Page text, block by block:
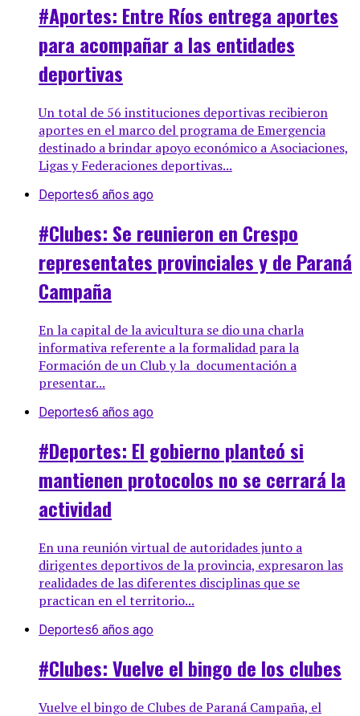
#Aportes: Entre Ríos entrega aportes
para acompañar a las entidades
deportivas
Un total de 56 instituciones deportivas recibieron
aportes en el marco del programa de Emergencia
destinado a brindar apoyo económico a Asociaciones,
Ligas y Federaciones deportivas...
Deportes6 años ago
#Clubes: Se reunieron en Crespo
representates provinciales y de Paraná
Campaña
En la capital de la avicultura se dio una charla
informativa referente a la formalidad para la
Formación de un Club y la documentación a
presentar...
Deportes6 años ago
#Deportes: El gobierno planteó si
mantienen protocolos no se cerrará la
actividad
En una reunión virtual de autoridades junto a
dirigentes deportivos de la provincia, expresaron las
realidades de las diferentes disciplinas que se
practican en el territorio...
Deportes6 años ago
#Clubes: Vuelve el bingo de los clubes
Vuelve el bingo de Clubes de Paraná Campaña, el